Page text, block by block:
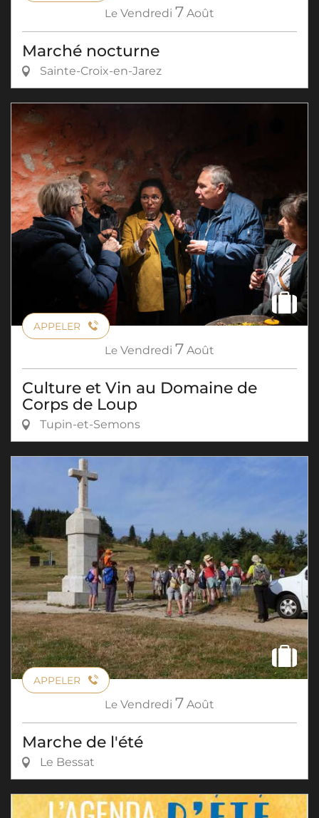
Le Vendredi 7 Août
Marché nocturne
Sainte-Croix-en-Jarez
APPELER
Le Vendredi 7 Août
Culture et Vin au Domaine de
Corps de Loup
Tupin-et-Semons
APPELER
Le Vendredi 7 Août
Marche de l'été
Le Bessat